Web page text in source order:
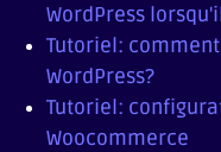
WordPress
Tutoriel:
WordPress?
Tutoriel:
Woocommerce